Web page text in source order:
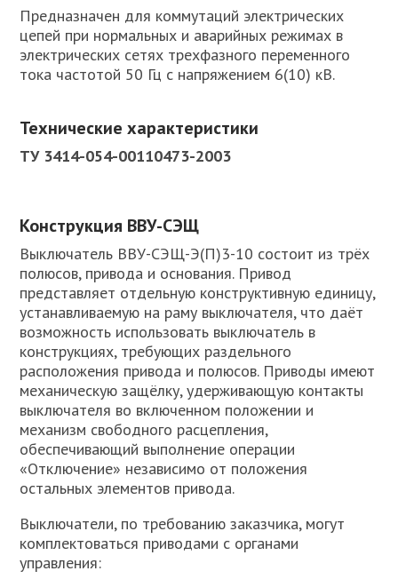
Предназначен для коммутаций электрических
цепей при нормальных и аварийных режимах в
электрических сетях трехфазного переменного
тока частотой 50 Гц с напряжением 6(10) кВ.
Технические характеристики
ТУ 3414-054-00110473-2003
Конструкция ВВУ-СЭЩ
Выключатель ВВУ-СЭЩ-Э(П)3-10 состоит из трёх
полюсов, привода и основания. Привод
представляет отдельную конструктивную единицу,
устанавливаемую на раму выключателя, что даёт
возможность использовать выключатель в
конструкциях, требующих раздельного
расположения привода и полюсов. Приводы имеют
механическую защёлку, удерживающую контакты
выключателя во включенном положении и
механизм свободного расцепления,
обеспечивающий выполнение операции
«Отключение» независимо от положения
остальных элементов привода.
Выключатели, по требованию заказчика, могут
комплектоваться приводами с органами
управления: